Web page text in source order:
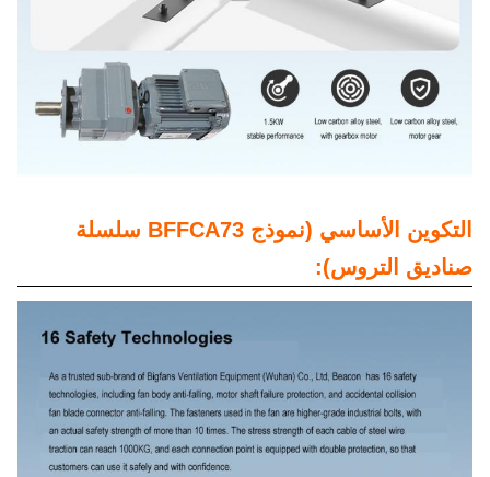
التكوين الأساسي (نموذج BFFCA73 سلسلة
صناديق التروس):